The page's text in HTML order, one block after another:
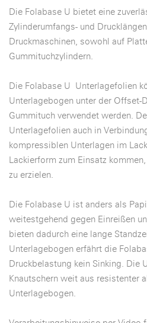
Die Folabase U bietet eine
Zylinderumfangs- und
Druckmaschinen, sowohl auf
Gummituchzylindern.
Die Folabase U Unterlagefolien
Unterlagebogen unter der Offset-
Gummituch verwendet werden.
Unterlagefolien auch in
kompressiblen Unterlagen im
Lackierform zum Einsatz
zu erzielen.
Die Folabase U ist anders als
weitestgehend gegen Einreißen
bieten dadurch eine lange
Unterlagebogen erfährt die
Druckbelastung kein Sinking. Die
Knautschern weit aus resistenter
Unterlagebogen.